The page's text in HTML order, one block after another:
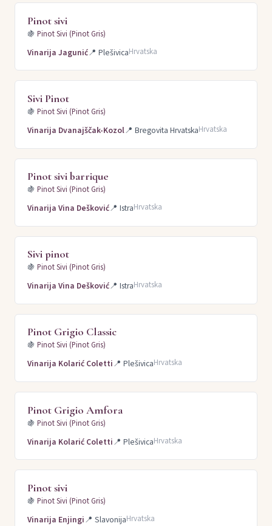
Pinot sivi
🍇 Pinot Sivi (Pinot Gris)
Vinarija Jagunić📍 PlešivicaHrvatska
Sivi Pinot
🍇 Pinot Sivi (Pinot Gris)
Vinarija Dvanajščak-Kozol📍 Bregovita HrvatskaHrvatska
Pinot sivi barrique
🍇 Pinot Sivi (Pinot Gris)
Vinarija Vina Dešković📍 IstraHrvatska
Sivi pinot
🍇 Pinot Sivi (Pinot Gris)
Vinarija Vina Dešković📍 IstraHrvatska
Pinot Grigio Classic
🍇 Pinot Sivi (Pinot Gris)
Vinarija Kolarić Coletti📍 PlešivicaHrvatska
Pinot Grigio Amfora
🍇 Pinot Sivi (Pinot Gris)
Vinarija Kolarić Coletti📍 PlešivicaHrvatska
Pinot sivi
🍇 Pinot Sivi (Pinot Gris)
Vinarija Enjingi📍 SlavonijaHrvatska